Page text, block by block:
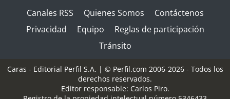
Canales RSS Quienes Somos
Contáctenos
Privacidad
Equipo
Reglas de participación
Tránsito
Caras - Editorial Perfil S.A. | © Perfil.com 2006-2026 - Todos los
derechos reservados.
Editor responsable: Carlos Piro.